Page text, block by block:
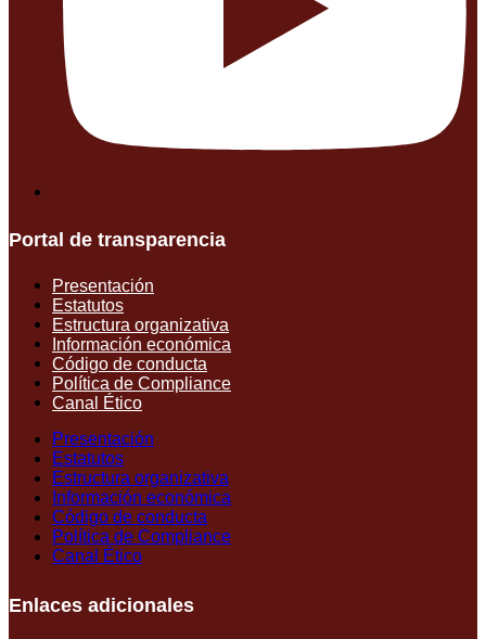
Portal de transparencia
Presentación
Estatutos
Estructura organizativa
Información económica
Código de conducta
Política de Compliance
Canal Ético
Presentación
Estatutos
Estructura organizativa
Información económica
Código de conducta
Política de Compliance
Canal Ético
Enlaces adicionales